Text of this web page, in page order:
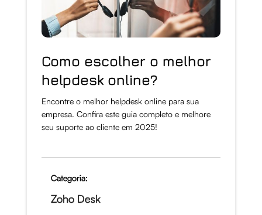
Como escolher o melhor
helpdesk online?
Encontre o melhor helpdesk online para sua
empresa. Confira este guia completo e melhore
seu suporte ao cliente em 2025!
Categoria:
Zoho Desk